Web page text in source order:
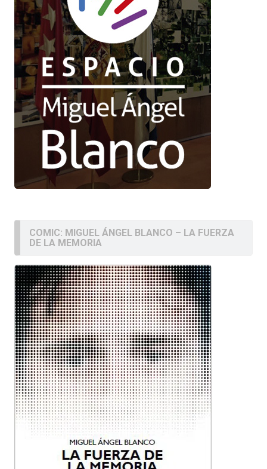
COMIC: MIGUEL ÁNGEL BLANCO – LA FUERZA
DE LA MEMORIA